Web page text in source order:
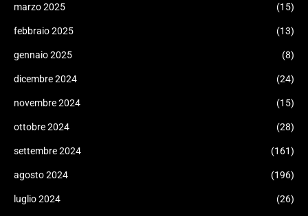
marzo 2025 (15)
febbraio 2025 (13)
gennaio 2025 (8)
dicembre 2024 (24)
novembre 2024 (15)
ottobre 2024 (28)
settembre 2024 (161)
agosto 2024 (196)
luglio 2024 (26)